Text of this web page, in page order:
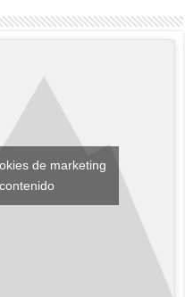
de marketing